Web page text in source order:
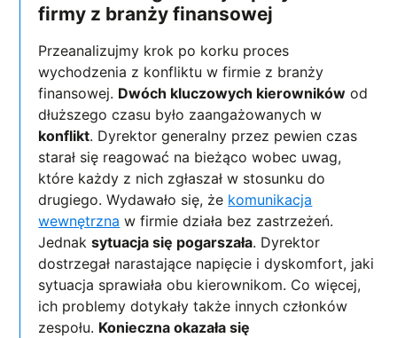
firmy z branży finansowej
Przeanalizujmy krok po korku proces
wychodzenia z konfliktu w firmie z branży
finansowej. Dwóch kluczowych kierowników od
dłuższego czasu było zaangażowanych w
konflikt. Dyrektor generalny przez pewien czas
starał się reagować na bieżąco wobec uwag,
które każdy z nich zgłaszał w stosunku do
drugiego. Wydawało się, że komunikacja
wewnętrzna w firmie działa bez zastrzeżeń.
Jednaksytuacja się pogarszała. Dyrektor
dostrzegał narastające napięcie i dyskomfort, jaki
sytuacja sprawiała obu kierownikom. Co więcej,
ich problemy dotykały także innych członków
zespołu. Konieczna okazała się